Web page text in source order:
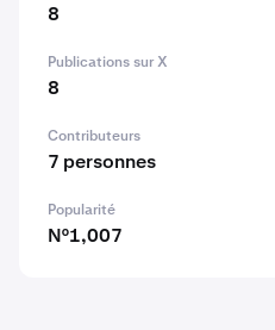
8
Publications sur X
8
Contributeurs
7 personnes
Popularité
N°1,007